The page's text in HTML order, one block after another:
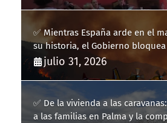
✅ Mientras España arde en el
su historia, el Gobierno
hidroaviones por "ahorrarse"
julio 31, 2026
✅ De la vivienda a las
a las familias en Palma y la